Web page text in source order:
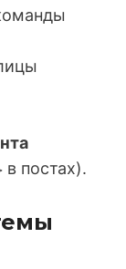
в постах).